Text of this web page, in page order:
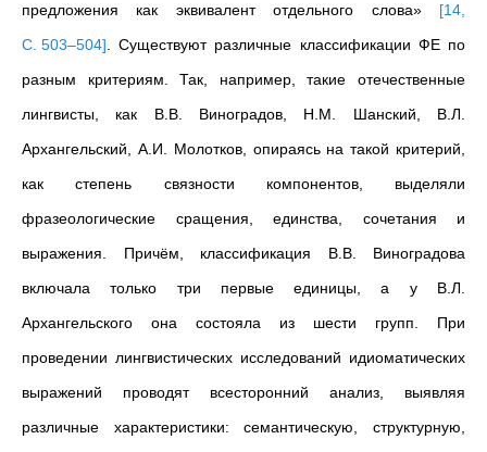
предложения как эквивалент отдельного слова» [14,
С. 503–504] . Существуют различные классификации ФЕ по
разным критериям. Так, например, такие отечественные
лингвисты, как В.В. Виноградов, Н.М. Шанский, В.Л.
Архангельский, А.И. Молотков, опираясь на такой критерий,
как степень связности компонентов, выделяли
фразеологические сращения, единства, сочетания и
выражения. Причём, классификация В.В. Виноградова
включала только три первые единицы, а у В.Л.
Архангельского она состояла из шести групп.
При
проведении лингвистических исследований идиоматических
выражений проводят всесторонний анализ, выявляя
различные характеристики: семантическую, структурную,